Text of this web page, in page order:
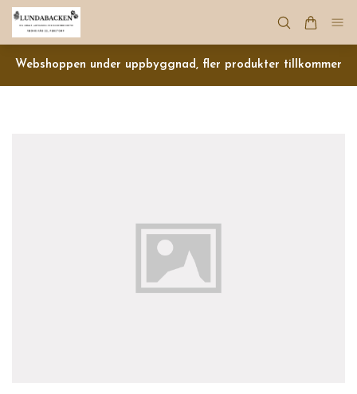
Webshoppen under uppbyggnad, fler produkter tillkommer